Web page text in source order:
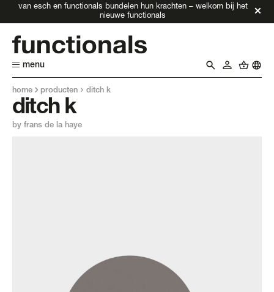
van esch en functionals bundelen hun krachten – welkom bij het
nieuwe functionals
menu
home producten ditch k
ditch k
by frans de la haye